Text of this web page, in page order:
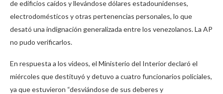
de edificios caídos y llevándose dólares estadounidenses,
electrodomésticos y otras pertenencias personales, lo que
desató una indignación generalizada entre los venezolanos. La AP
no pudo verificarlos.
En respuesta a los videos, el Ministerio del Interior declaró el
miércoles que destituyó y detuvo a cuatro funcionarios policiales,
ya que estuvieron “desviándose de sus deberes y